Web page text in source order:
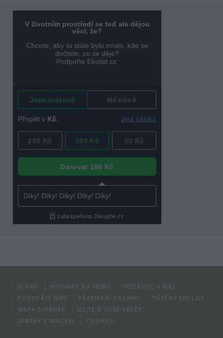
O NÁS NOVINKY NA WEBU
INZERUJTE U NÁS
PODPOŘTE NÁS
PŘEBÍRÁNÍ OBSAHU
TIŠTĚNÝ EKOLIST
MAPA STRÁNEK
DEJTE O SOBĚ VĚDĚT
ZPRÁVY E-MAILEM
COOKIES